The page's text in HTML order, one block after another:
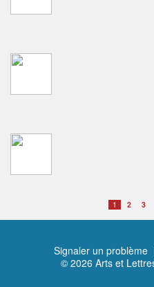
1 2 3
Signaler un problème
© 2026 Arts et